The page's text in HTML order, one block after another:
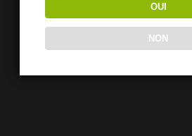
OUI
NON